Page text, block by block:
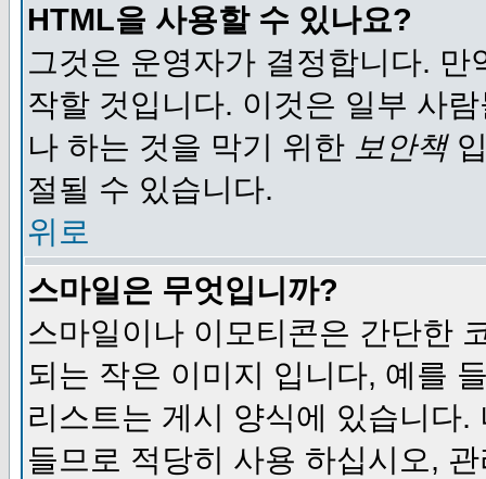
HTML을 사용할 수 있나요?
그것은 운영자가 결정합니다.
작할 것입니다. 이것은 일부 사
나 하는 것을 막기 위한 보안책
절될 수 있습니다.
위로
스마일은 무엇입니까?
스마일이나 이모티콘은 간단한
되는 작은 이미지 입니다, 예를
리스트는 게시 양식에 있습니다
들므로 적당히 사용 하십시오,